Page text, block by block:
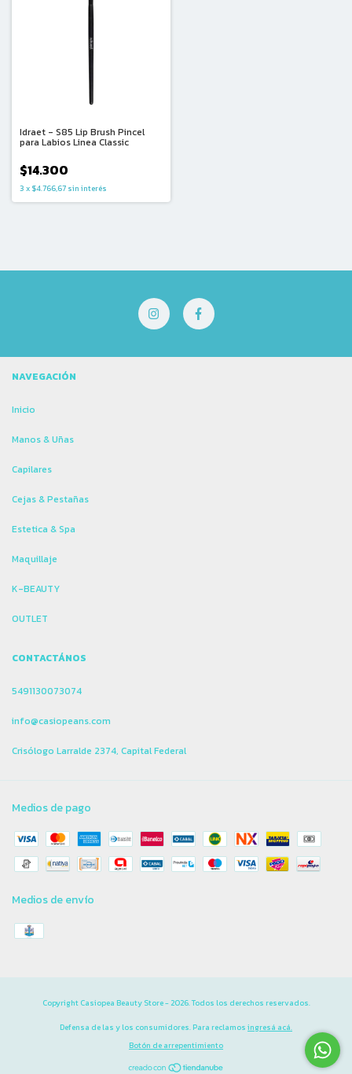
Idraet - S85 Lip Brush Pincel
para Labios Linea Classic
$14.300
3 x $4.766,67 sin interés
NAVEGACIÓN
Inicio
Manos & Uñas
Capilares
Cejas & Pestañas
Estetica & Spa
Maquillaje
K-BEAUTY
OUTLET
CONTACTÁNOS
5491130073074
info@casiopeans.com
Crisólogo Larralde 2374, Capital Federal
Medios de pago
Medios de envío
Copyright Casiopea Beauty Store - 2026. Todos los derechos reservados.
Defensa de las y los consumidores. Para reclamos ingresá acá.
Botón de arrepentimiento